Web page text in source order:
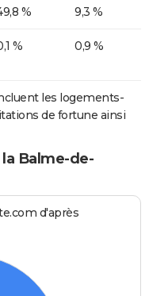
% 9,3 %
% 0,9 %
les logements-
de fortune ainsi
Balme-de-
d'après